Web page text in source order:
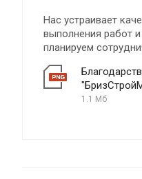
Нас устраивает
выполнения работ
планируем
1.1 Мб